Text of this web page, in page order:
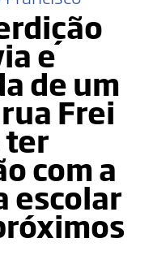
e
de um
Frei
ter
com a
escolar